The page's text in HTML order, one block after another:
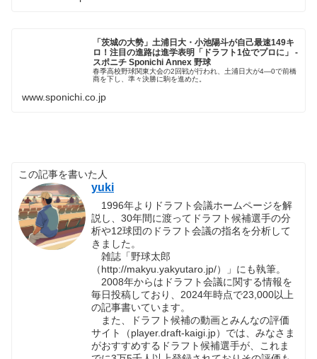
「茨城の大勢」土浦日大・小池陽斗が自己最速149キ
ロ！注目の進路は進学表明「ドラフト1位でプロに」 -
スポニチ Sponichi Annex 野球
春季高校野球関東大会の2回戦が行われ、土浦日大が4―0で前橋
商を下し、準々決勝に駒を進めた。
www.sponichi.co.jp
この記事を書いた人
yuki
1996年よりドラフト会議ホームページを解
説し、30年間に渡ってドラフト候補選手の分
析や12球団のドラフト会議の指名を分析して
きました。
雑誌「野球太郎
（http://makyu.yakyutaro.jp/）」にも執筆。
2008年からはドラフト会議に関する情報を
毎日投稿しており、2024年時点で23,000以上
の記事書いています。
また、ドラフト候補の動画とみんなの評価
サイト（player.draft-kaigi.jp）では、みなさま
がおすすめするドラフト候補選手が、これま